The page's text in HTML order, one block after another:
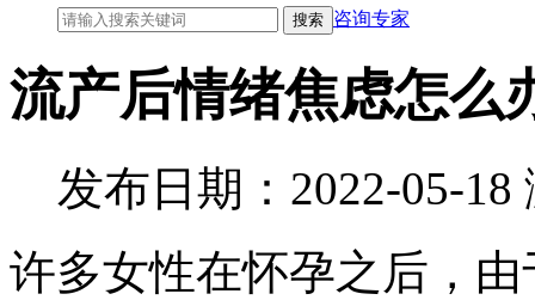
咨询专家
流产后情绪焦虑怎么
发布日期：2022-05-18
许多女性在怀孕之后，